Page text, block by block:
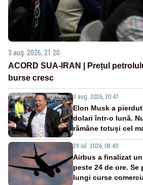
3 aug. 2026, 21:20
ACORD SUA-IRAN | Prețul
burse cresc
3 aug. 2026, 20:47
Elon Musk a
dolari într-o lună.
rămâne totuși cel
29 iul. 2026, 08:40
Airbus a finalizat
peste 24 de ore. Se
lungi curse